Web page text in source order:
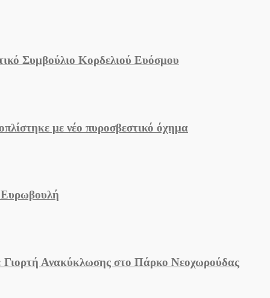
Συμβούλιο Κορδελιού Ευόσμου
με νέο πυροσβεστικό όχημα
Ευρωβουλή
Γιορτή Ανακύκλωσης στο Πάρκο Νεοχωρούδας